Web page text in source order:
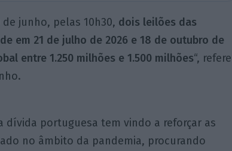
de junho, pelas 10h30, dois leilões das
em 21 de julho de 2026 e 18 de outubro de
entre 1.250 milhões e 1.500 milhões“, refere
dívida portuguesa tem vindo a reforçar as
no âmbito da pandemia, procurando